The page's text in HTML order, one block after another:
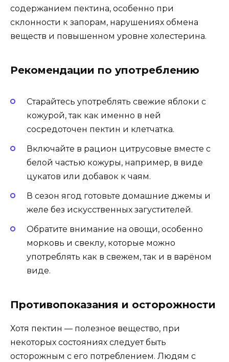
содержанием пектина, особенно при
склонности к запорам, нарушениях обмена
веществ и повышенном уровне холестерина.
Рекомендации по употреблению
Старайтесь употреблять свежие яблоки с
кожурой, так как именно в ней
сосредоточен пектин и клетчатка.
Включайте в рацион цитрусовые вместе с
белой частью кожуры, например, в виде
цукатов или добавок к чаям.
В сезон ягод готовьте домашние джемы и
желе без искусственных загустителей.
Обратите внимание на овощи, особенно
морковь и свеклу, которые можно
употреблять как в свежем, так и в варёном
виде.
Противопоказания и осторожности
Хотя пектин — полезное вещество, при
некоторых состояниях следует быть
осторожным с его потреблением. Людям с